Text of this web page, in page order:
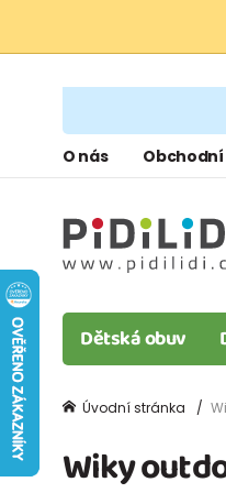
O nás
Dětská obuv
Úvodní stránka
Wiky